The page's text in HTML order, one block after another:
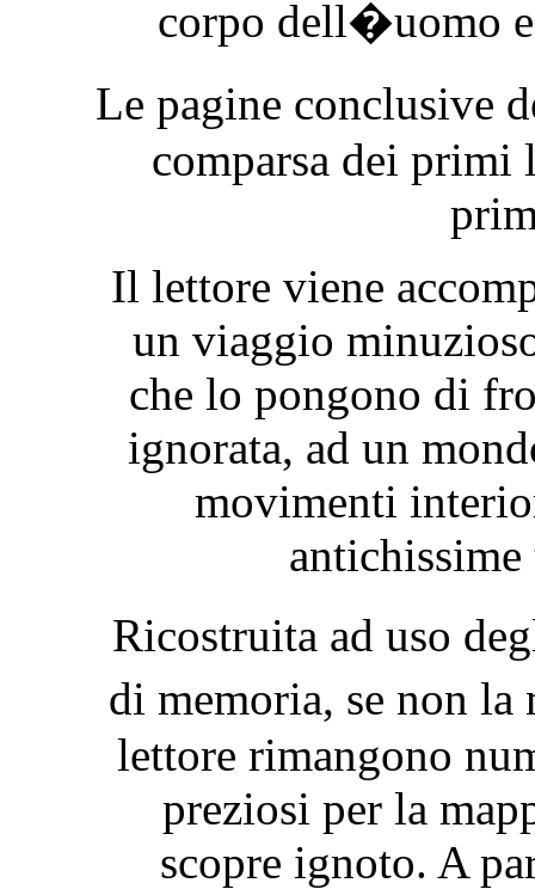
corpo dell�uomo
Le pagine conclusive
comparsa dei
Il lettore viene
un viaggio
che lo pongono di
ignorata, ad un
movimenti
Ricostruita ad uso
di memoria, se non
lettore rimangono
preziosi per la
scopre ignoto. A